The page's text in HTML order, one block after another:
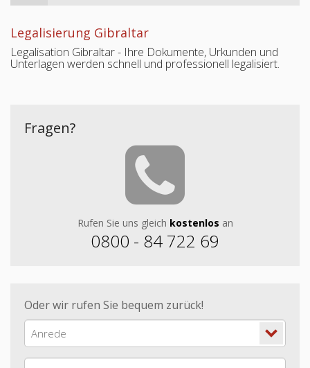
Legalisierung Gibraltar
Legalisation Gibraltar - Ihre Dokumente, Urkunden und
Unterlagen werden schnell und professionell legalisiert.
Fragen?
Rufen Sie uns gleich kostenlos an
0800 - 84 722 69
Oder wir rufen Sie bequem zurück!
Anrede